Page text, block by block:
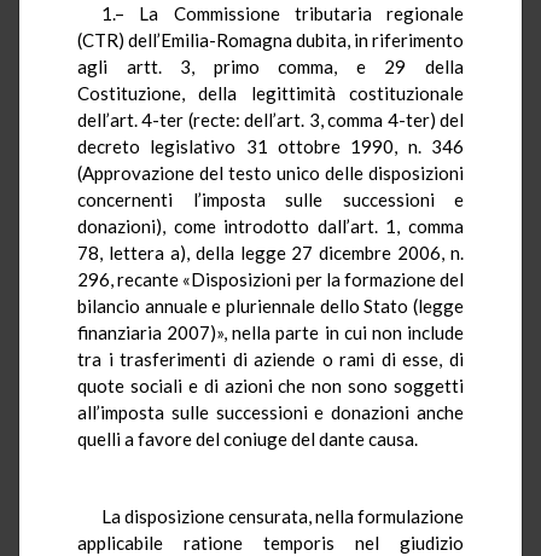
1.– La Commissione tributaria regionale
(CTR) dell’Emilia-Romagna dubita, in riferimento
agli artt. 3, primo comma, e 29 della
Costituzione, della legittimità costituzionale
dell’art. 4-ter (recte: dell’art. 3, comma 4-ter) del
decreto legislativo 31 ottobre 1990, n. 346
(Approvazione del testo unico delle disposizioni
concernenti l’imposta sulle successioni e
donazioni), come introdotto dall’art. 1, comma
78, lettera a), della legge 27 dicembre 2006, n.
296, recante «Disposizioni per la formazione del
bilancio annuale e pluriennale dello Stato (legge
finanziaria 2007)», nella parte in cui non include
tra i trasferimenti di aziende o rami di esse, di
quote sociali e di azioni che non sono soggetti
all’imposta sulle successioni e donazioni anche
quelli a favore del coniuge del dante causa.
La disposizione censurata, nella formulazione
applicabile ratione temporis nel giudizio